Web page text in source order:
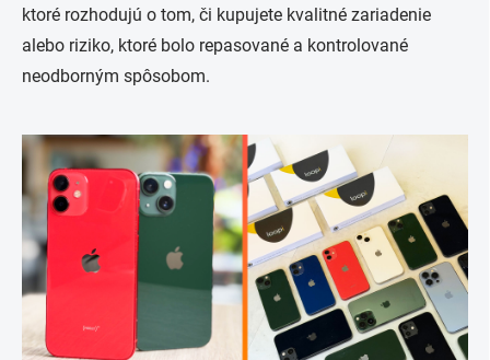
ktoré rozhodujú o tom, či kupujete kvalitné zariadenie
alebo riziko, ktoré bolo repasované a kontrolované
neodborným spôsobom.